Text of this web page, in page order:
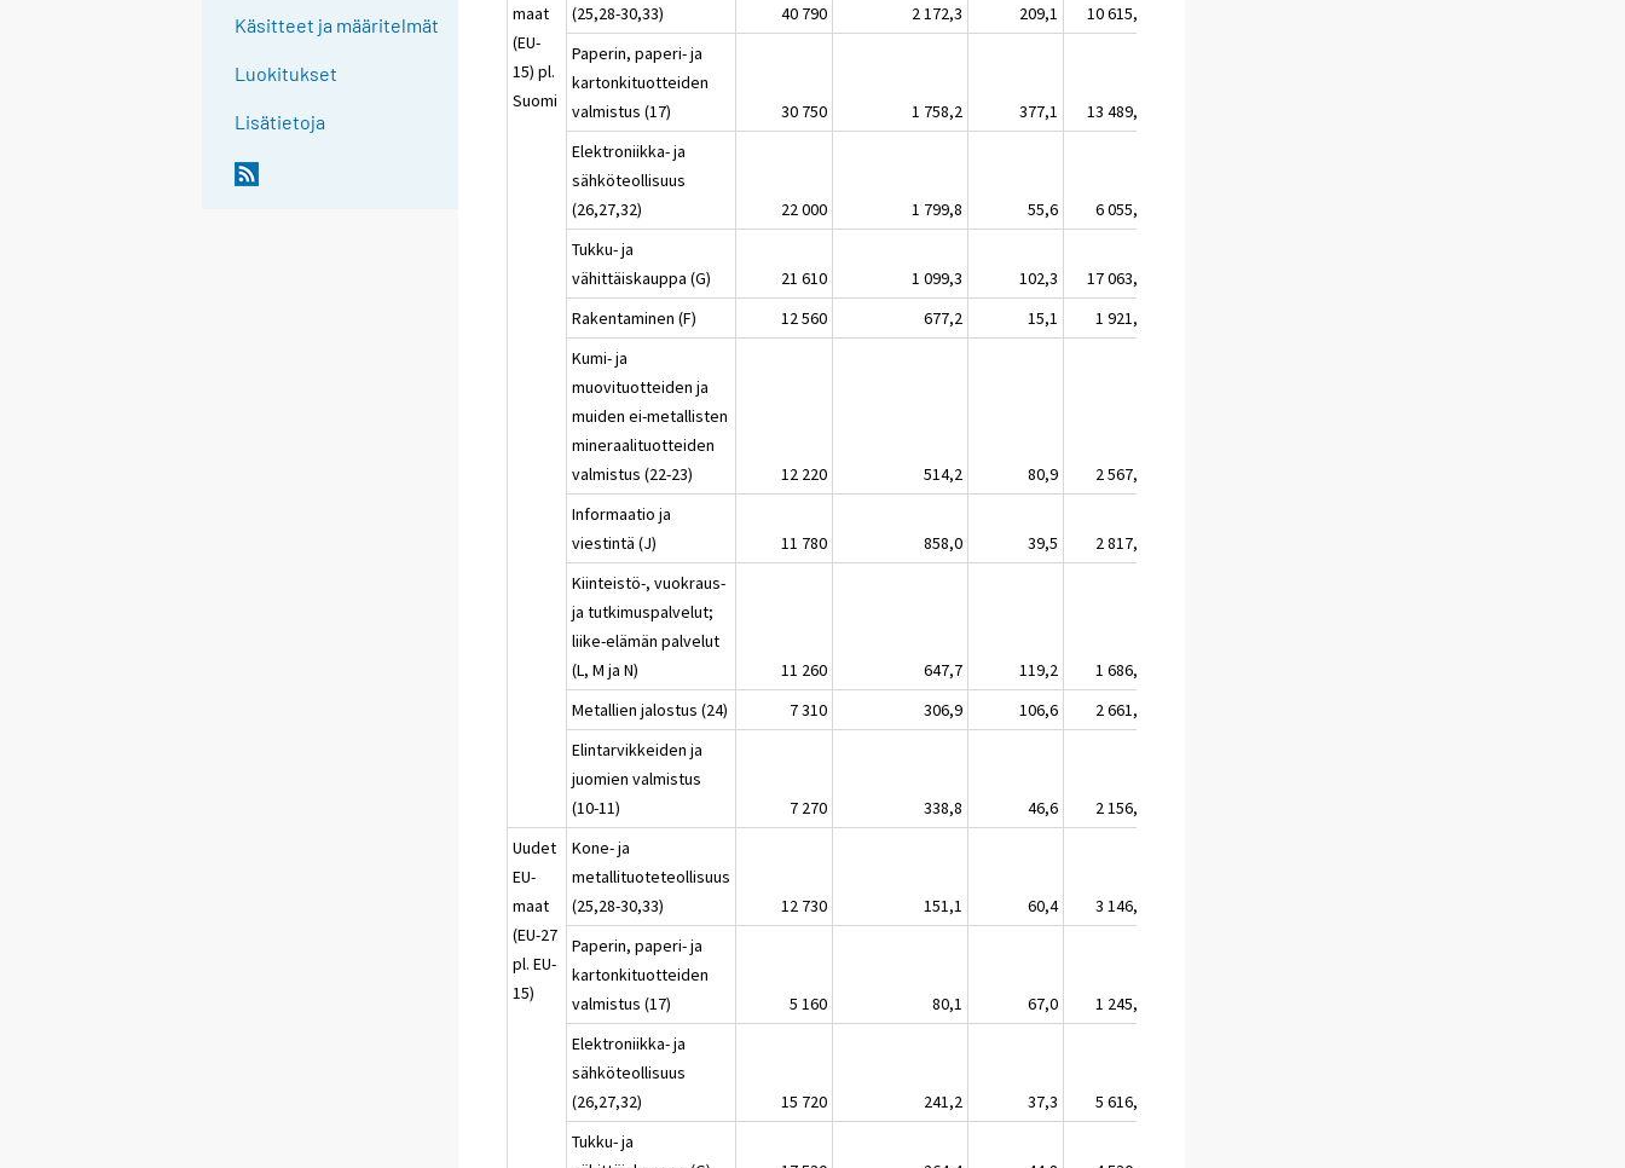
Käsitteet ja määritelmät
Luokitukset
Lisätietoja
maat
(EU-
15) pl.
Suomi
(25,28-30,33)
40 790 2 172,3 209,1 10 615,2
Paperin, paperi- ja
kartonkituotteiden
valmistus (17)
30 750 1 758,2 377,1 13 489,0
Elektroniikka- ja
sähköteollisuus
(26,27,32)
22 000 1 799,8 55,6 6 055,9
Tukku- ja
vähittäiskauppa (G)
21 610 1 099,3 102,3 17 063,1
Rakentaminen (F)
12 560 677,2 15,1 1 921,2
Kumi- ja
muovituotteiden ja
muiden ei-metallisten
mineraalituotteiden
valmistus (22-23)
12 220 514,2 80,9 2 567,0
Informaatio ja
viestintä (J)
11 780 858,0 39,5 2 817,9
Kiinteistö-, vuokraus-
ja tutkimuspalvelut;
liike-elämän palvelut
(L, M ja N)
11 260 647,7 119,2 1 686,6
Metallien jalostus (24)
7 310 306,9 106,6 2 661,6
Elintarvikkeiden ja
juomien valmistus
(10-11)
7 270 338,8 46,6 2 156,4
Uudet
EU-
maat
(EU-27
pl. EU-
15)
Kone- ja
metallituoteteollisuus
(25,28-30,33)
12 730 151,1 60,4 3 146,5
Paperin, paperi- ja
kartonkituotteiden
valmistus (17)
5 160 80,1 67,0 1 245,6
Elektroniikka- ja
sähköteollisuus
(26,27,32)
15 720 241,2 37,3 5 616,0
Tukku- ja